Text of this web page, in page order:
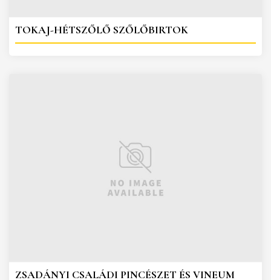
TOKAJ-HÉTSZŐLŐ SZŐLŐBIRTOK
ZSADÁNYI CSALÁDI PINCÉSZET ÉS VINEUM